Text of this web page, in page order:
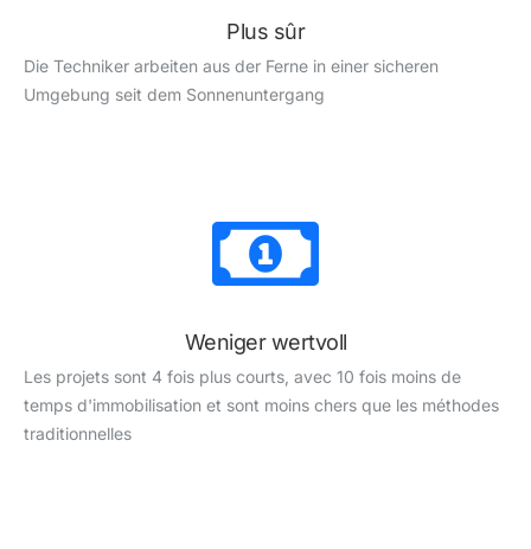
Plus sûr
Die Techniker arbeiten aus der Ferne in einer sicheren
Umgebung seit dem Sonnenuntergang
Weniger wertvoll
Les projets sont 4 fois plus courts, avec 10 fois moins de
temps d'immobilisation et sont moins chers que les méthodes
traditionnelles